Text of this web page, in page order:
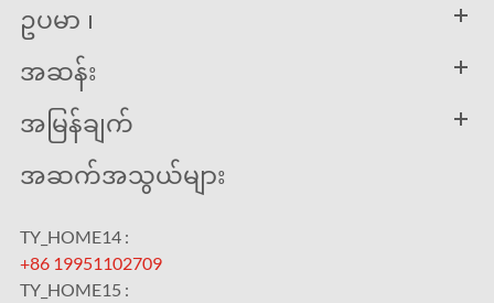
ဥပမာ ၊
အဆန်း
အမြန်ချက်
အဆက်အသွယ်များ
TY_HOME14 :
+86 19951102709
TY_HOME15 :